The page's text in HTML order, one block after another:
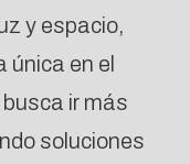
y espacio,
en el
ir más
soluciones